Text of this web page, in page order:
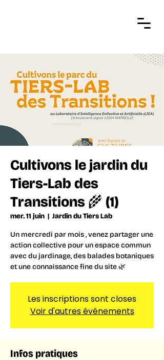
Cultivons le jardin du
Tiers-Lab des
Transitions 🌾 (1)
mer. 11 juin
  |
Jardin du Tiers Lab
Un mercredi par mois , venez partager une
action collective pour un espace commun
avec du jardinage, des balades botaniques
et une connaissance fine du site 🌿
Les inscriptions sont closes
Voir d'autres événements
Infos pratiques